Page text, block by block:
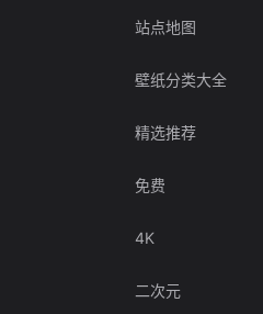
站点地图
壁纸分类大全
精选推荐
免费
4K
二次元